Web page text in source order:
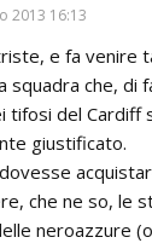
2013 16:13
e fa venire
che, di
tifosi del Cardiff
giustificato.
che ne so, le
neroazzure